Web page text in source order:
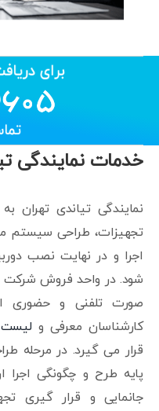
خدمات نمایندگی
نمایندگی تیاندی
تجهیزات، طراحی سیستم
اجرا و در نهایت نصب
شود. در واحد فروش شرکت
صورت تلفنی و حضوری
کارشناسان معرفی و
قرار می گیرد. در مرحله
پایه طرح و چگونگی اجرا
جانمایی و قرار گیری